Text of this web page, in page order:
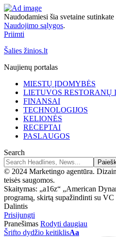
Naudodamiesi šia svetaine sutinkate
Naudojimo sąlygos.
Priimti
Šalies žinios.lt
Naujienų portalas
MIESTŲ ĮDOMYBĖS
LIETUVOS RESTORANŲ
FINANSAI
TECHNOLOGIJOS
KELIONĖS
RECEPTAI
PASLAUGOS
Search
© 2024 Marketingo agentūra.
teisės saugomos.
Skaitymas: „a16z“ „American
programą, skirtą supažindinti su VC
Dalintis
Prisijungti
Pranešimas Rodyti daugiau
Šrifto dydžio keitiklisAa